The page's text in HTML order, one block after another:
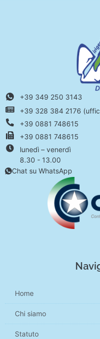
+39 349 250 3143
+39 328 384 2176
+39 0881 748615
+39 0881 748615
lunedì – venerdì
8.30 - 13.00
Chat su WhatsApp
Home
Chi siamo
Statuto